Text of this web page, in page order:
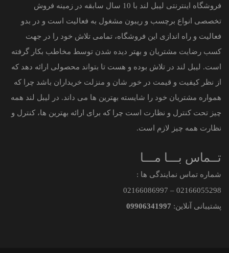
فروشگاه اینترنتی لیبل لند با 10 سال سابقه در زمینه فروش
تخصصی انواع برچسب و ریبون مشغول به فعالیت است و در بدو
فعالیت و راه اندازی این فروشگاه، تمامی تلاش خود را در جهت
کسب رضایت مشتریان و بهتر دیده شدن توسط مخاطب بکار گرفته
است. لیبل لند در تلاش بوده و هست تا بتواند محصولی ارائه دهد که
از نظر کیفیت و قیمت در خور شان و منزلت خریداران باشد چرا که
همواره مشتریان خود را شایسته بهترین ها می داند. در لیبل لند همه
چیز تحت کنترل و نظارت است چرا که برای ارائه بهترین ها، کنترل و
نظارت همه چیز لازم است.
تــماس بـــا مـــا
شماره تماس نمایندگی ها :
02166055298
–
02166086997
پشتیبانی آنلاین: 09906341997